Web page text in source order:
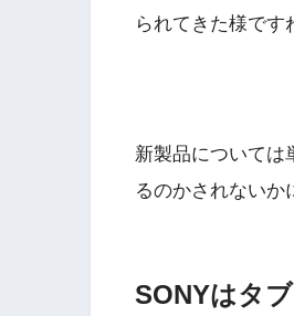
られてきた様です
新製品については
るのかされないか
SONYはタ